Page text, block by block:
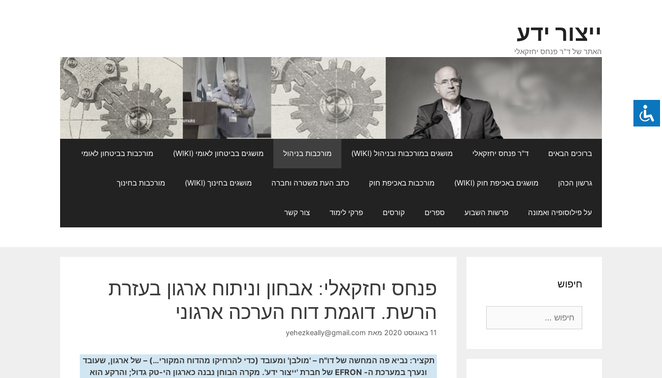
ייצור ידע
האתר של ד"ר פנחס יחזקאלי
ברוכים הבאים ד"ר פנחס יחזקאלי מושגים במורכבות ובניהול (WIKI) מורכבות בניהול מושגים בביטחון לאומי (WIKI) מורכבות בביטחון לאומי
גרשון הכהן מושגים באכיפת חוק (WIKI) מורכבות באכיפת חוק כתב העת משטרה וחברה מושגים בחינוך (WIKI) מורכבות בחינוך
על פילוסופיה ואמונה פרשות השבוע ספרים קורסים פרקי לימוד צור קשר
פנחס יחזקאלי: אבחון וניתוח ארגון בעזרת
הרשת. דוגמת דוח הערכה ארגוני
11 באוגוסט 2020 מאת yehezkeally@gmail.com
תקציר: נביא פה המחשה של דו"ח – 'מולבן' ומעובד (כדי להרחיקו מהדוח המקורי…) – של ארגון, שעובד
ונערך במערכת ה- EFRON של חברת 'ייצור ידע'. מקרה הבוחן נבנה כארגון הי-טק גדול; והרקע הוא
חיפוש